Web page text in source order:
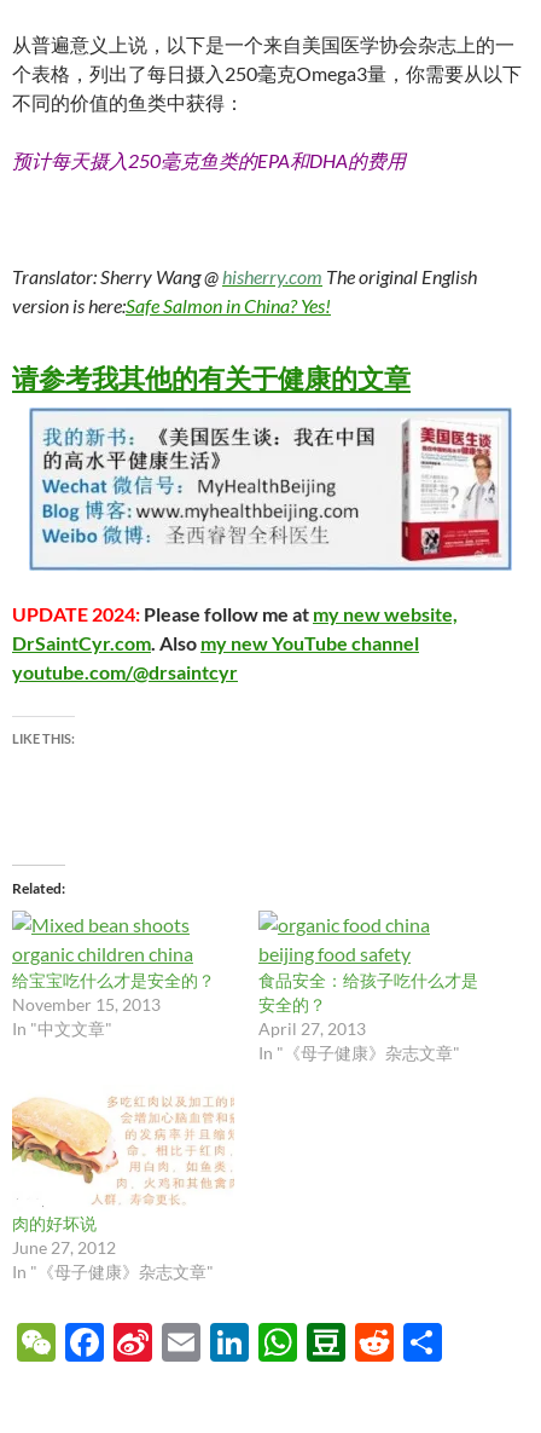
从普遍意义上说，以下是一个来自美国医学协会杂志上的一
个表格，列出了每日摄入250毫克Omega3量，你需要从以下
不同的价值的鱼类中获得：
预计每天摄入250毫克鱼类的EPA和DHA的费用
Translator: Sherry Wang @hisherry.com The original English
version is here:Safe Salmon in China? Yes!
请参考我其他的有关于健康的文章
UPDATE 2024: Please follow me at my new website,
DrSaintCyr.com. Also my new YouTube channel
youtube.com/@drsaintcyr
LIKE THIS:
Related
给宝宝吃什么才是安全的？
November 15, 2013
In "中文文章"
食品安全：给孩子吃什么才是
安全的？
April 27, 2013
In "《母子健康》杂志文章"
肉的好坏说
June 27, 2012
In "《母子健康》杂志文章"
W F
Si E
Li
W D
R